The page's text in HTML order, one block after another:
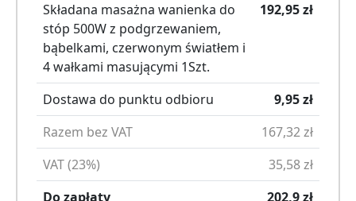
Składana masażna wanienka do
stóp 500W z podgrzewaniem,
bąbelkami, czerwonym światłem i
4 wałkami masującymi 1Szt.
192,95zł
Dostawa do punktu odbioru 9,95zł
Razem bez VAT
167,32zł
VAT (23%)
35,58zł
Do zapłaty
202,9zł